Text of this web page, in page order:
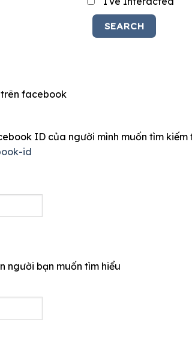
facebook
ID của người mình muốn tìm kiếm
id
người bạn muốn tìm hiểu